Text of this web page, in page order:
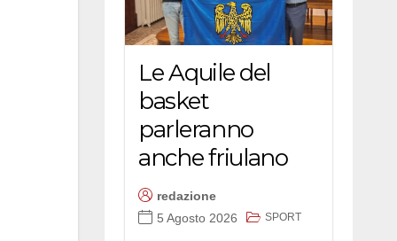
Le Aquile del
basket
parleranno
anche friulano
redazione
5 Agosto 2026
SPORT